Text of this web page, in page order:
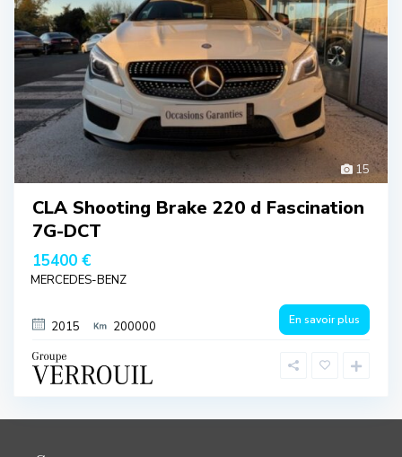
15
CLA Shooting Brake 220 d Fascination
7G-DCT
15400 €
MERCEDES-BENZ
2015 200000 En savoir plus